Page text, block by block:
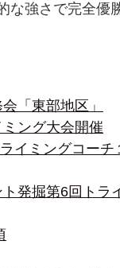
な強さで完全優
「東部地区」
ング大会開催
イミングコー
ト発掘第6回トラ